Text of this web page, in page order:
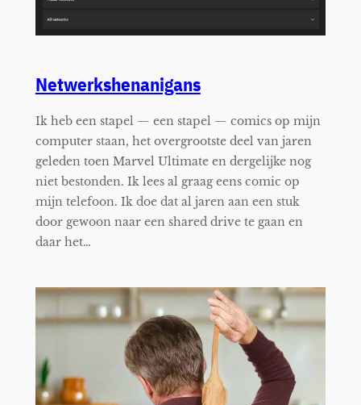
Netwerkshenanigans
Ik heb een stapel — een stapel — comics op mijn
computer staan, het overgrootste deel van jaren
geleden toen Marvel Ultimate en dergelijke nog
niet bestonden. Ik lees al graag eens comic op
mijn telefoon. Ik doe dat al jaren aan een stuk
door gewoon naar een shared drive te gaan en
daar het…